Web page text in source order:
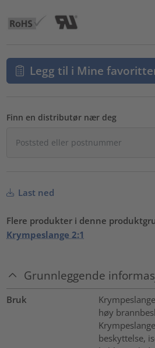
Legg til i Mine
Finn en distributør nær deg
Last ned
Flere produkter i denne
Krympeslange 2:1
Grunnleggende
Bruk
høy
beskyttelse,